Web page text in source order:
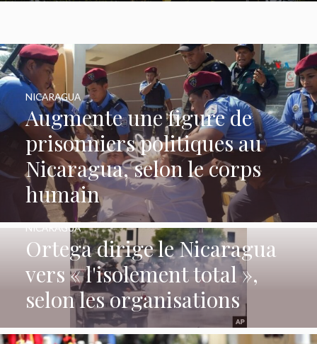
Augmente une figure de
prisonniers politiques au
Nicaragua, selon le corps
humain
NICARAGUA
Ortega dirige le Nicaragua
vers « l'isolement total »,
selon les organisations
NICARAGUA